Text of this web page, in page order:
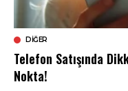
DIĞER
Telefon Satışında
Nokta!